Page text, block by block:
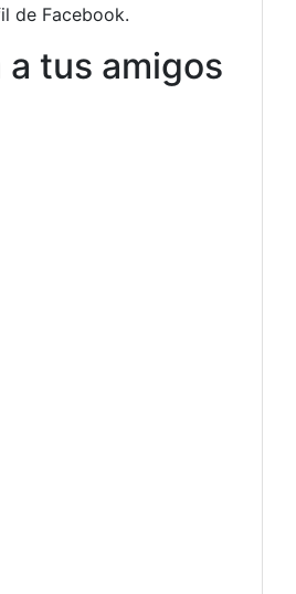
de Facebook.
tus amigos